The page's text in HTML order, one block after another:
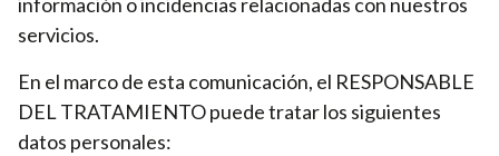
servicios.
En el marco de esta comunicación, el RESPONSABLE
DEL TRATAMIENTO puede tratar los siguientes
datos personales: